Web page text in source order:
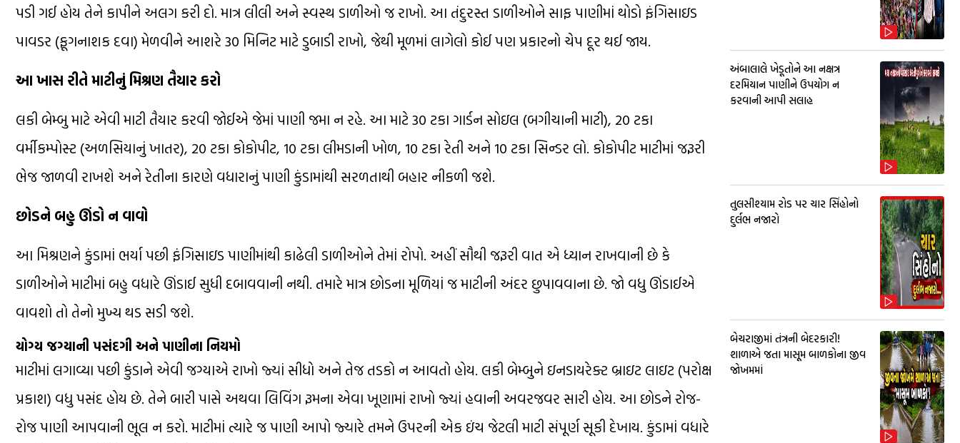
પડી ગઈ હોય તેને કાપીને અલગ કરી દો. માત્ર લીલી અને સ્વસ્થ ડાળીઓ જ રાખો. આ તંદુરસ્ત ડાળીઓને સાફ પાણીમાં થોડો ફંગિસાઇડ
પાવડર (ફૂગનાશક દવા) મેળવીને આશરે 30 મિનિટ માટે ડુબાડી રાખો, જેથી મૂળમાં લાગેલો કોઈ પણ પ્રકારનો ચેપ દૂર થઈ જાય.
આ ખાસ રીતે માટીનું મિશ્રણ તૈયાર કરો
લકી બેમ્બુ માટે એવી માટી તૈયાર કરવી જોઈએ જેમાં પાણી જમા ન રહે. આ માટે 30 ટકા ગાર્ડન સોઇલ (બગીચાની માટી), 20 ટકા
વર્મીકમ્પોસ્ટ (અળસિયાનું ખાતર), 20 ટકા કોકોપીટ, 10 ટકા લીમડાની ખોળ, 10 ટકા રેતી અને 10 ટકા સિન્ડર લો. કોકોપીટ માટીમાં જરૂરી
ભેજ જાળવી રાખશે અને રેતીના કારણે વધારાનું પાણી કુંડામાંથી સરળતાથી બહાર નીકળી જશે.
છોડને બહુ ઊંડો ન વાવો
આ મિશ્રણને કુંડામાં ભર્યા પછી ફંગિસાઇડ પાણીમાંથી કાઢેલી ડાળીઓને તેમાં રોપો. અહીં સૌથી જરૂરી વાત એ ધ્યાન રાખવાની છે કે
ડાળીઓને માટીમાં બહુ વધારે ઊંડાઈ સુધી દબાવવાની નથી. તમારે માત્ર છોડના મૂળિયાં જ માટીની અંદર છુપાવવાના છે. જો વધુ ઊંડાઈએ
વાવશો તો તેનો મુખ્ય થડ સડી જશે.
યોગ્ય જગ્યાની પસંદગી અને પાણીના નિયમો
માટીમાં લગાવ્યા પછી કુંડાને એવી જગ્યાએ રાખો જ્યાં સીધો અને તેજ તડકો ન આવતો હોય. લકી બેમ્બુને ઇનડાયરેક્ટ બ્રાઇટ લાઇટ (પરોક્ષ
પ્રકાશ) વધુ પસંદ હોય છે. તેને બારી પાસે અથવા લિવિંગ રૂમના એવા ખૂણામાં રાખો જ્યાં હવાની અવરજવર સારી હોય. આ છોડને રોજ-
રોજ પાણી આપવાની ભૂલ ન કરો. માટીમાં ત્યારે જ પાણી આપો જ્યારે તમને ઉપરની એક ઇંચ જેટલી માટી સંપૂર્ણ સૂકી દેખાય. કુંડામાં વધારે
અંબાલાલે ખેડૂતોને આ નક્ષત્ર
દરમિયાન પાણીને ઉપયોગ ન
કરવાની આપી સલાહ
તુલસીશ્યામ રોડ પર ચાર સિંહોનો
દુર્લભ નજારો
બેચરાજીમાં તંત્રની બેદરકારી!
શાળાએ જતા માસૂમ બાળકોના જીવ
જોખમમાં